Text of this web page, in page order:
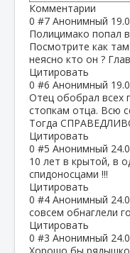
Комментарии
0 #7 Анонимный
Полицимако попал
Посмотрите как
неясно кто он ?
Цитировать
0 #6 Анонимный
Отец обобрал всех
стопкам отца. Всю
Тогда
Цитировать
0 #5 Анонимный
10 лет в крытой, в
спидоносцами !!!
Цитировать
0 #4 Анонимный
совсем обнаглели
Цитировать
0 #3 Анонимный